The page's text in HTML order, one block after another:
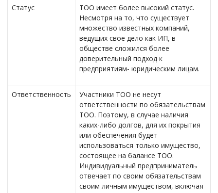
Статус
ТОО имеет более высокий статус.
Несмотря на то, что существует
множество известных компаний,
ведущих свое дело как ИП, в
обществе сложился более
доверительный подход к
предприятиям- юридическим лицам.
Ответственность
Участники ТОО не несут
ответственности по обязательствам
ТОО. Поэтому, в случае наличия
каких-либо долгов, для их покрытия
или обеспечения будет
использоваться только имущество,
состоящее на балансе ТОО.
Индивидуальный предприниматель
отвечает по своим обязательствам
своим личным имуществом, включая